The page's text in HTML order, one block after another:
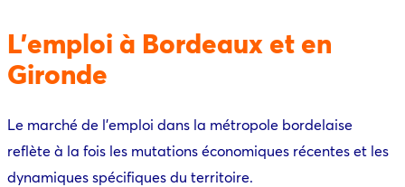
L’emploi à Bordeaux et en
Gironde
Le marché de l’emploi dans la métropole bordelaise
reflète à la fois les mutations économiques récentes et les
dynamiques spécifiques du territoire.